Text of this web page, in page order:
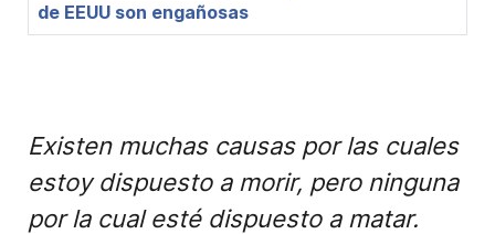
de EEUU son engañosas
Existen muchas causas por las cuales
estoy dispuesto a morir, pero ninguna
por la cual esté dispuesto a matar.